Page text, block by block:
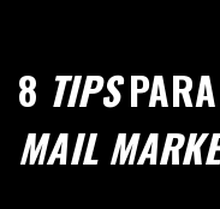
8 TIPS
MAIL